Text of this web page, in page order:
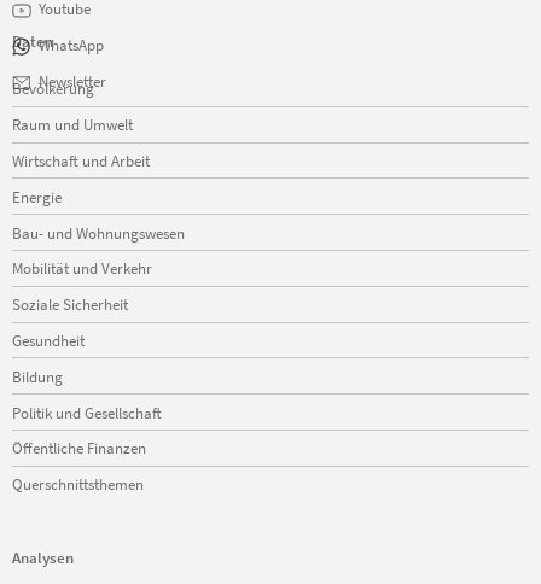
Youtube
WhatsApp
Newsletter
Daten
Navigation
überspringen
Bevölkerung
Raum und Umwelt
Wirtschaft und Arbeit
Energie
Bau- und Wohnungswesen
Mobilität und Verkehr
Soziale Sicherheit
Gesundheit
Bildung
Politik und Gesellschaft
Öffentliche Finanzen
Querschnittsthemen
Analysen